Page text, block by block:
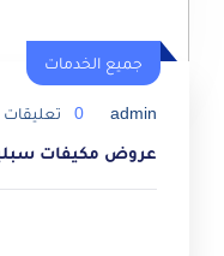
جميع الخدمات
admin
0 تعليقات
عروض مكيفات